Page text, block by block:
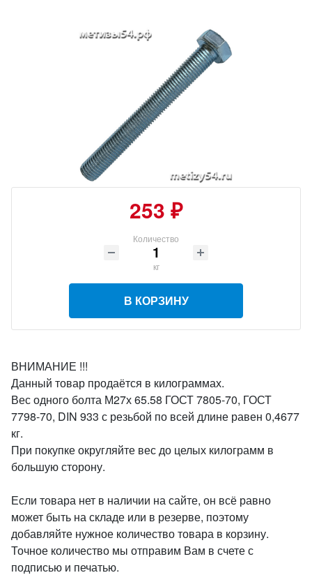
253 ₽
Количество
кг
В КОРЗИНУ
ВНИМАНИЕ !!!
Данный товар продаётся в килограммах.
Вес одного болта М27х 65.58 ГОСТ 7805-70, ГОСТ
7798-70, DIN 933 с резьбой по всей длине равен 0,4677
кг.
При покупке округляйте вес до целых килограмм в
большую сторону.
Если товара нет в наличии на сайте, он всё равно
может быть на складе или в резерве, поэтому
добавляйте нужное количество товара в корзину.
Точное количество мы отправим Вам в счете с
подписью и печатью.